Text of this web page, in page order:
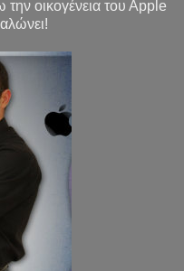
οικογένεια του Αpple